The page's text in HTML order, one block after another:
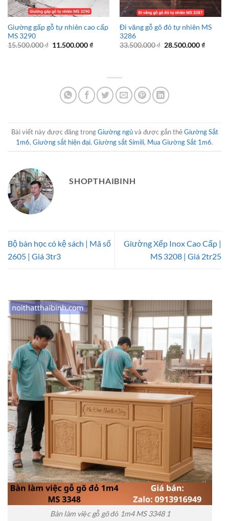
Giường gấp gỗ tự nhiên cao cấp
MS 3290
15.500.000₫ Giá
11.500.000₫Giá
Đi văng gỗ gõ đỏ tự nhiên MS
3286
33.500.000₫ Giá
28.500.000₫Giá
Bài viết này được đăng trongGiường ngủvà được gắn thẻGiường Sắt
1m6, Giường sắt hiện đại, Giường sắt Simili, Mua Giường Sắt 1m6.
SHOPTHAIBINH
Bộ bàn học có kệ sách | Mã số
2605 | Giá 3tr3
Giường Xếp Inox Cao Cấp |
MS 3208 | Giá 2tr25
Bàn làm việc gỗ gõ đỏ 1m4 MS 3348 1